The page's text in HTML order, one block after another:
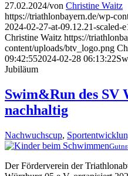
27.02.2024/von Christine Waitz
https://triathlonbayern.de/wp-
2024-02-27-at-09.12.21-scaled-
Christine Waitz https://
content/uploads/btv_logo.png
09:42:552024-02-28 06:13:22
Jubiläum
Swim&Run des SV
nachhaltig
Nachwuchscup,
Der Förderverein der